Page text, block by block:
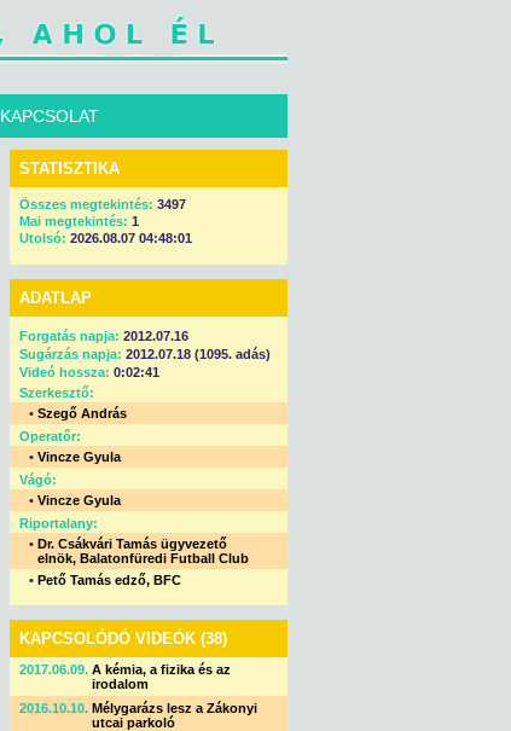
KAPCSOLAT
STATISZTIKA
Összes megtekintés: 3497
Mai megtekintés: 1
Utolsó: 2026.08.07 04:48:01
ADATLAP
Forgatás napja: 2012.07.16
Sugárzás napja: 2012.07.18 (1095. adás)
Videó hossza: 0:02:41
Szerkesztő:
• Szegő András
Operatőr:
• Vincze Gyula
Vágó:
• Vincze Gyula
Riportalany:
• Dr. Csákvári Tamás ügyvezető
elnök, Balatonfüredi Futball Club
• Pető Tamás edző, BFC
KAPCSOLÓDÓ VIDEÓK (38)
2017.06.09. A kémia, a fizika és az
irodalom
2016.10.10. Mélygarázs lesz a Zákonyi
utcai parkoló